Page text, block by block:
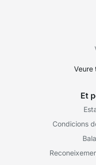
Veure
Et
Condicions